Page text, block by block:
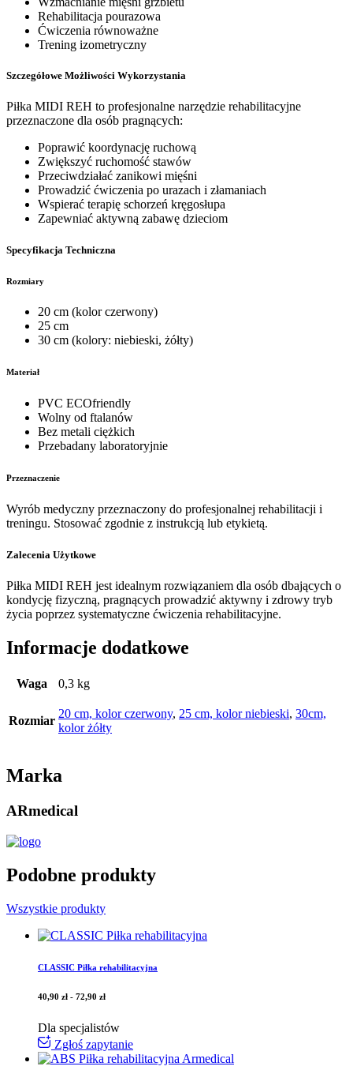
Rehabilitacja pourazowa
Ćwiczenia równoważne
Trening izometryczny
Szczegółowe Możliwości Wykorzystania
Piłka MIDI REH to profesjonalne narzędzie rehabilitacyjne
przeznaczone dla osób pragnących:
Poprawić koordynację ruchową
Zwiększyć ruchomość stawów
Przeciwdziałać zanikowi mięśni
Prowadzić ćwiczenia po urazach i złamaniach
Wspierać terapię schorzeń kręgosłupa
Zapewniać aktywną zabawę dzieciom
Specyfikacja Techniczna
Rozmiary
20 cm (kolor czerwony)
25 cm
30 cm (kolory: niebieski, żółty)
Materiał
PVC ECOfriendly
Wolny od ftalanów
Bez metali ciężkich
Przebadany laboratoryjnie
Przeznaczenie
Wyrób medyczny przeznaczony do profesjonalnej rehabilitacji i
treningu. Stosować zgodnie z instrukcją lub etykietą.
Zalecenia Użytkowe
Piłka MIDI REH jest idealnym rozwiązaniem dla osób dbających o
kondycję fizyczną, pragnących prowadzić aktywny i zdrowy tryb
życia poprzez systematyczne ćwiczenia rehabilitacyjne.
Informacje dodatkowe
Waga 0,3 kg
Rozmiar
20 cm, kolor czerwony, 25 cm, kolor niebieski, 30cm,
kolor żółty
Marka
ARmedical
Podobne produkty
Wszystkie produkty
CLASSIC Piłka rehabilitacyjna
40,90 zł - 72,90 zł
Dla specjalistów
Zgłoś zapytanie